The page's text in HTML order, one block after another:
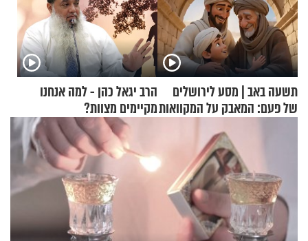
תשעה באב | מסע לירושלים
של פעם: המאבק על המקוואות
הרב יגאל כהן - למה אנחנו
מקיימים מצוות?